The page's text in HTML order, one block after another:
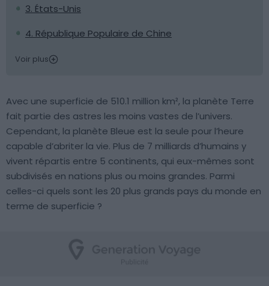
3. États-Unis
4. République Populaire de Chine
Voir plus
Avec une superficie de 510.1 million km², la planète Terre
fait partie des astres les moins vastes de l’univers.
Cependant, la planète Bleue est la seule pour l’heure
capable d’abriter la vie. Plus de 7 milliards d’humains y
vivent répartis entre 5 continents, qui eux-mêmes sont
subdivisés en nations plus ou moins grandes. Parmi
celles-ci quels sont les 20 plus grands pays du monde en
terme de superficie ?